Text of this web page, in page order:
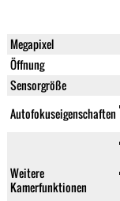
Megapixel
Öffnung
Sensorgröße
Autofokuseigenschaften
Weitere
Kamerfunktionen